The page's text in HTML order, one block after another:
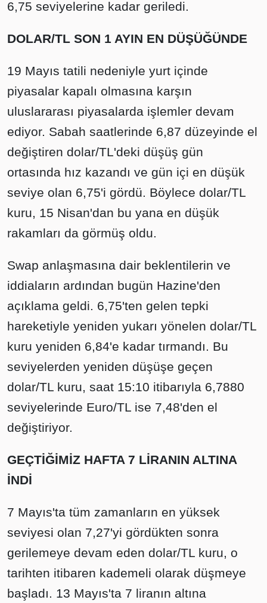
6,75 seviyelerine kadar geriledi.
DOLAR/TL SON 1 AYIN EN DÜŞÜĞÜNDE
19 Mayıs tatili nedeniyle yurt içinde
piyasalar kapalı olmasına karşın
uluslararası piyasalarda işlemler devam
ediyor. Sabah saatlerinde 6,87 düzeyinde el
değiştiren dolar/TL'deki düşüş gün
ortasında hız kazandı ve gün içi en düşük
seviye olan 6,75'i gördü. Böylece dolar/TL
kuru, 15 Nisan'dan bu yana en düşük
rakamları da görmüş oldu.
Swap anlaşmasına dair beklentilerin ve
iddiaların ardından bugün Hazine'den
açıklama geldi. 6,75'ten gelen tepki
hareketiyle yeniden yukarı yönelen dolar/TL
kuru yeniden 6,84'e kadar tırmandı. Bu
seviyelerden yeniden düşüşe geçen
dolar/TL kuru, saat 15:10 itibarıyla 6,7880
seviyelerinde Euro/TL ise 7,48'den el
değiştiriyor.
GEÇTİĞİMİZ HAFTA 7 LİRANIN ALTINA
İNDİ
7 Mayıs'ta tüm zamanların en yüksek
seviyesi olan 7,27'yi gördükten sonra
gerilemeye devam eden dolar/TL kuru, o
tarihten itibaren kademeli olarak düşmeye
başladı. 13 Mayıs'ta 7 liranın altına